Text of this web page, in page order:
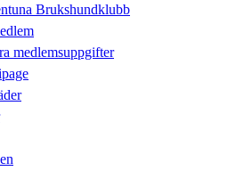
Brukshundklubb
medlemsuppgifter